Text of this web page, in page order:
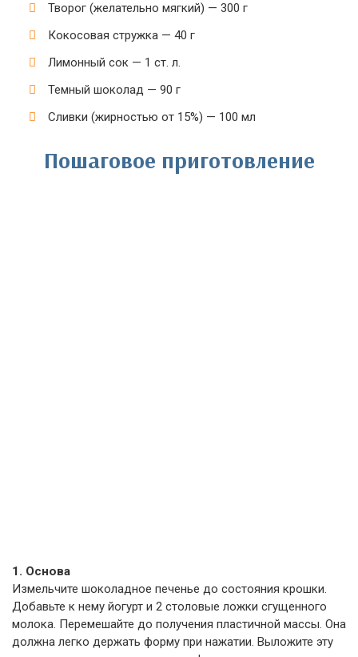
Творог (желательно мягкий) — 300 г
Кокосовая стружка — 40 г
Лимонный сок — 1 ст. л.
Темный шоколад — 90 г
Сливки (жирностью от 15%) — 100 мл
Пошаговое приготовление
1. Основа
Измельчите шоколадное печенье до состояния крошки.
Добавьте к нему йогурт и 2 столовые ложки сгущенного
молока. Перемешайте до получения пластичной массы. Она
должна легко держать форму при нажатии. Выложите эту